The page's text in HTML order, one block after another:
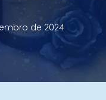
de 2024